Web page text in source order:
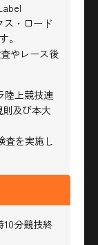
ス・ロード
。
やレース後
陸上競技連
及び本大
査を実施し
10分競技終